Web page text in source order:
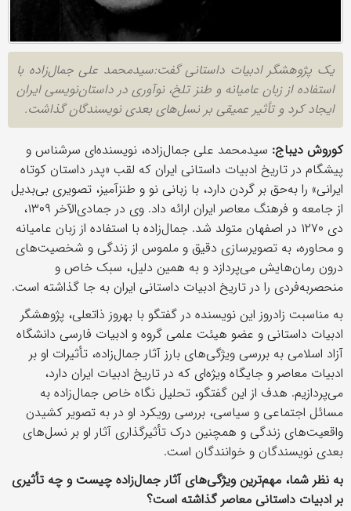
یک پژوهشگر ادبیات داستانی گفت:سیدمحمد علی جمال‌زاده با
استفاده از زبان عامیانه و طنز تلخ، نوآوری در داستان‌نویسی ایران
ایجاد کرد و تأثیر عمیقی بر نسل‌های بعدی نویسندگان گذاشت.
کوروش دیباج: سیدمحمد علی جمال‌زاده، نویسنده‌ای سرشناس و
پیشگام در تاریخ ادبیات داستانی ایران که لقب «پدر داستان کوتاه
ایرانی» را به‌حق بر گردن دارد، با زبانی نو و طنزآمیز، تصویری بی‌بدیل
از جامعه و فرهنگ معاصر ایران ارائه داد. وی در جمادی‌الآخر ۱۳۰۹،
دی ۱۲۷۰ در اصفهان متولد شد. جمال‌زاده با استفاده از زبان عامیانه
و محاوره، به تصویرسازی دقیق و ملموس از زندگی و شخصیت‌های
درون رمان‌هایش می‌پردازد و به همین دلیل، سبک خاص و
منحصربه‌فردی را در تاریخ ادبیات داستانی ایران به جا گذاشته است.
به مناسبت زادروز این نویسنده در گفتگو با بهروز ذاتعلی، پژوهشگر
ادبیات داستانی و عضو هیئت علمی گروه و ادبیات فارسی دانشگاه
آزاد اسلامی به بررسی ویژگی‌های بارز آثار جمال‌زاده، تأثیرات او بر
ادبیات معاصر و جایگاه ویژه‌ای که در تاریخ ادبیات ایران دارد،
می‌پردازیم. هدف از این گفتگو، تحلیل نگاه خاص جمال‌زاده به
مسائل اجتماعی و سیاسی، بررسی رویکرد او در به تصویر کشیدن
واقعیت‌های زندگی و همچنین درک تأثیرگذاری آثار او بر نسل‌های
بعدی نویسندگان و خوانندگان است.
به نظر شما، مهم‌ترین ویژگی‌های آثار جمال‌زاده چیست و چه تأثیری
بر ادبیات داستانی معاصر گذاشته است؟